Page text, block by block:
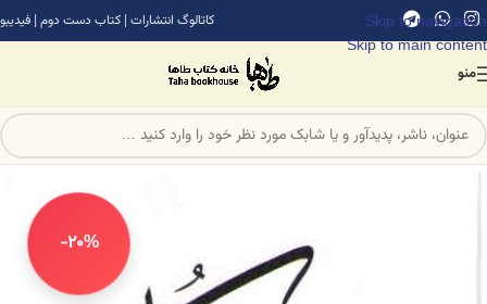
Skip to navigation
Skip to main content
کاتالوگ انتشارات | کتاب دست دوم | فیدیبو
منو
-20%